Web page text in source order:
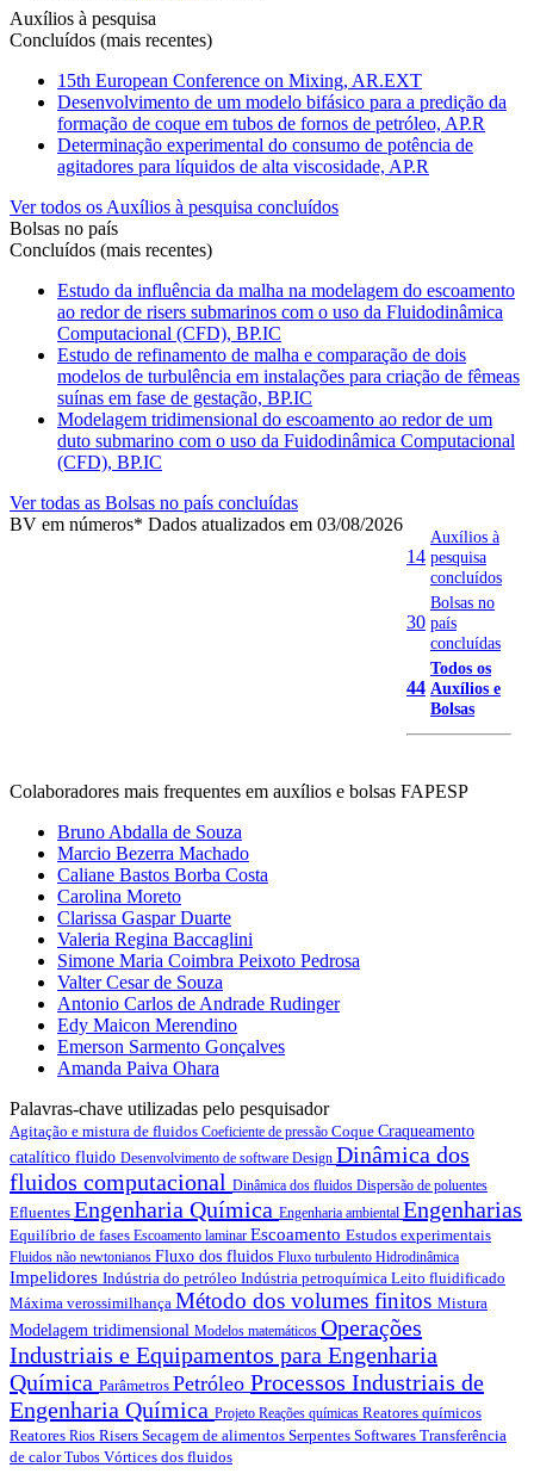
Auxílios à pesquisa
Concluídos (mais recentes)
15th European Conference on Mixing, AR.EXT
Desenvolvimento de um modelo bifásico para a predição da
formação de coque em tubos de fornos de petróleo, AP.R
Determinação experimental do consumo de potência de
agitadores para líquidos de alta viscosidade, AP.R
Ver todos os Auxílios à pesquisa concluídos
Bolsas no país
Concluídos (mais recentes)
Estudo da influência da malha na modelagem do escoamento
ao redor de risers submarinos com o uso da Fluidodinâmica
Computacional (CFD), BP.IC
Estudo de refinamento de malha e comparação de dois
modelos de turbulência em instalações para criação de fêmeas
suínas em fase de gestação, BP.IC
Modelagem tridimensional do escoamento ao redor de um
duto submarino com o uso da Fuidodinâmica Computacional
(CFD), BP.IC
Ver todas as Bolsas no país concluídas
BV em números* Dados atualizados em 03/08/2026
14
Auxílios à
pesquisa
concluídos
30
Bolsas no
país
concluídas
44
Todos os
Auxílios e
Bolsas
Colaboradores mais frequentes em auxílios e bolsas FAPESP
Bruno Abdalla de Souza
Marcio Bezerra Machado
Caliane Bastos Borba Costa
Carolina Moreto
Clarissa Gaspar Duarte
Valeria Regina Baccaglini
Simone Maria Coimbra Peixoto Pedrosa
Valter Cesar de Souza
Antonio Carlos de Andrade Rudinger
Edy Maicon Merendino
Emerson Sarmento Gonçalves
Amanda Paiva Ohara
Palavras-chave utilizadas pelo pesquisador
Agitação e mistura de fluidos Coeficiente de pressão Coque Craqueamento
catalítico fluido Desenvolvimento de software Design Dinâmica dos
fluidos computacional Dinâmica dos fluidos Dispersão de poluentes
Efluentes Engenharia Química Engenharia ambiental Engenharias
Equilíbrio de fases Escoamento laminar Escoamento Estudos experimentais
Fluidos não newtonianos Fluxo dos fluidos Fluxo turbulento Hidrodinâmica
Impelidores Indústria do petróleo Indústria petroquímica Leito fluidificado
Máxima verossimilhança Método dos volumes finitos Mistura
Modelagem tridimensional Modelos matemáticos Operações
Industriais e Equipamentos para Engenharia
Química Parâmetros Petróleo Processos Industriais de
Engenharia Química Projeto Reações químicas Reatores químicos
Reatores Rios Risers Secagem de alimentos Serpentes Softwares Transferência
de calorTubos Vórtices dos fluidos